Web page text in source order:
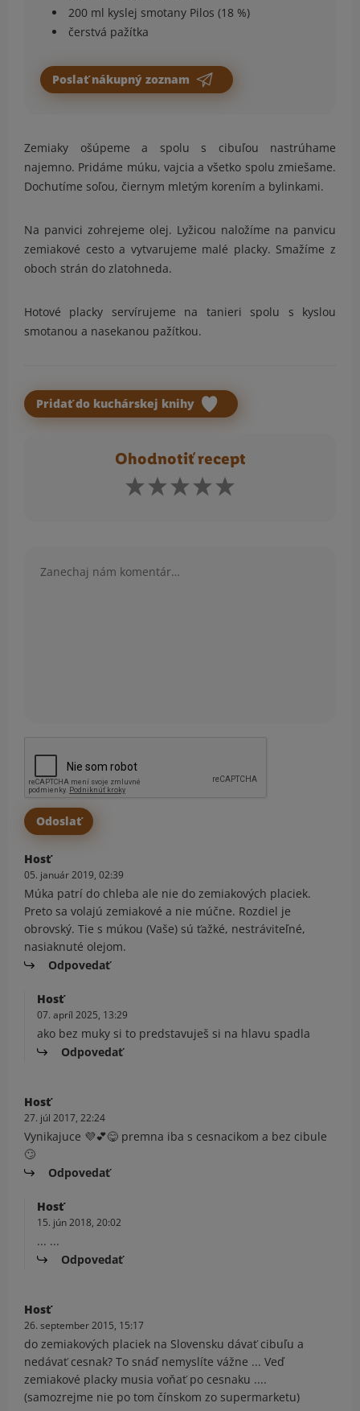
200 ml kyslej smotany Pilos (18 %)
čerstvá pažítka
Poslať nákupný zoznam
Zemiaky ošúpeme a spolu s cibuľou nastrúhame
najemno. Pridáme múku, vajcia a všetko spolu zmiešame.
Dochutíme soľou, čiernym mletým korením a bylinkami.
Na panvici zohrejeme olej. Lyžicou naložíme na panvicu
zemiakové cesto a vytvarujeme malé placky. Smažíme z
oboch strán do zlatohneda.
Hotové placky servírujeme na tanieri spolu s kyslou
smotanou a nasekanou pažítkou.
Pridať do kuchárskej knihy
Ohodnotiť recept
Hosť
05. január 2019, 02:39
Múka patrí do chleba ale nie do zemiakových placiek.
Preto sa volajú zemiakové a nie múčne. Rozdiel je
obrovský. Tie s múkou (Vaše) sú ťažké, nestráviteľné,
nasiaknuté olejom.
Odpovedať
Hosť
07. apríl 2025, 13:29
ako bez muky si to predstavuješ si na hlavu spadla
Odpovedať
Hosť
27. júl 2017, 22:24
Vynikajuce 💜💕😋 premna iba s cesnacikom a bez cibule
🙄
Odpovedať
Hosť
15. jún 2018, 20:02
... ...
Odpovedať
Hosť
26. september 2015, 15:17
do zemiakových placiek na Slovensku dávať cibuľu a
nedávať cesnak? To snáď nemyslíte vážne ... Veď
zemiakové placky musia voňať po cesnaku ....
(samozrejme nie po tom čínskom zo supermarketu)